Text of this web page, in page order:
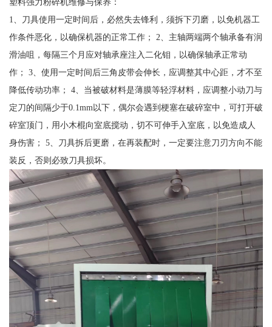
1、刀具使用一定时间后，必然失去锋利，须拆下刃磨，以免机器工
作条件恶化，以确保机器的正常工作； 2、主轴两端两个轴承备有润
滑油咀，每隔三个月应对轴承座注入二化钼，以确保轴承正常动
作； 3、使用一定时间后三角皮带会伸长，应调整其中心距，才不至
降低传动功率； 4、当被破材料是薄膜等轻浮材料，应调整小动刀与
定刀的间隔少于0.1mm以下，偶尔会遇到梗塞在破碎室中，可打开破
碎室顶门，用小木棍向室底搅动，切不可伸手入室底，以免造成人
身伤害； 5、刀具拆后更磨，在再装配时，一定要注意刀刃方向不能
装反，否则必致刀具损坏。